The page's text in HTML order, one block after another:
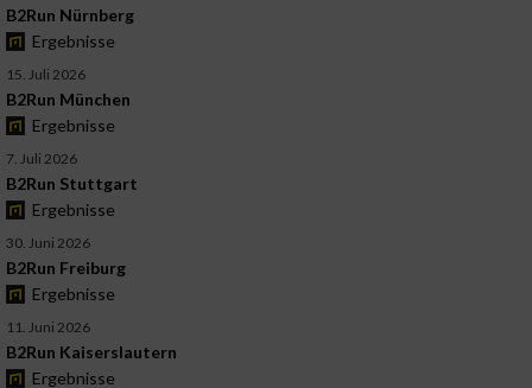
B2Run Nürnberg
Ergebnisse
15. Juli 2026
B2Run München
Ergebnisse
7. Juli 2026
B2Run Stuttgart
Ergebnisse
30. Juni 2026
B2Run Freiburg
Ergebnisse
11. Juni 2026
B2Run Kaiserslautern
Ergebnisse